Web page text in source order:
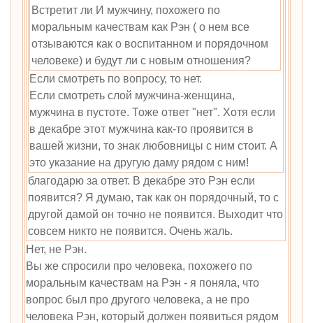
Встретит ли И мужчину, похожего по
моральным качествам как Рэн ( о нем все
отзываются как о воспитанном и порядочном
человеке) и будут ли с новым отношения?
Если смотреть по вопросу, то нет.
Если смотреть слой мужчина-женщина,
мужчина в пустоте. Тоже ответ "нет". Хотя если
в декабре этот мужчина как-то проявится в
вашей жизни, то знак любовницы с ним стоит. А
это указание на другую даму рядом с ним!
благодарю за ответ. В декабре это Рэн если
появится? Я думаю, так как он порядочный, то с
другой дамой он точно не появится. Выходит что
совсем никто не появится. Очень жаль.
Нет, не Рэн.
Вы же спросили про человека, похожего по
моральным качествам на Рэн - я поняла, что
вопрос был про другого человека, а не про
человека Рэн, который должен появиться рядом